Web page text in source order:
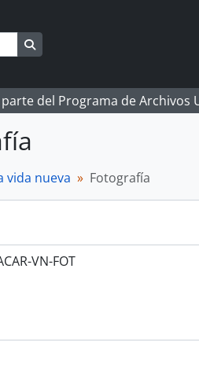
del Programa de Archivos
vida nueva Fotografía
VN-FOT